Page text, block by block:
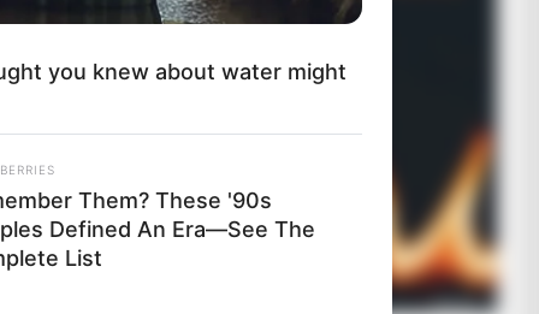
ότι
σε εσάς.
το κουμπί
you knew about water might
Them? These '90s
Defined An Era—See The
List